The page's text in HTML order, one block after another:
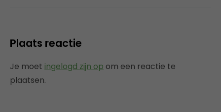
Plaats reactie
Je moet ingelogd zijn op om een reactie te
plaatsen.